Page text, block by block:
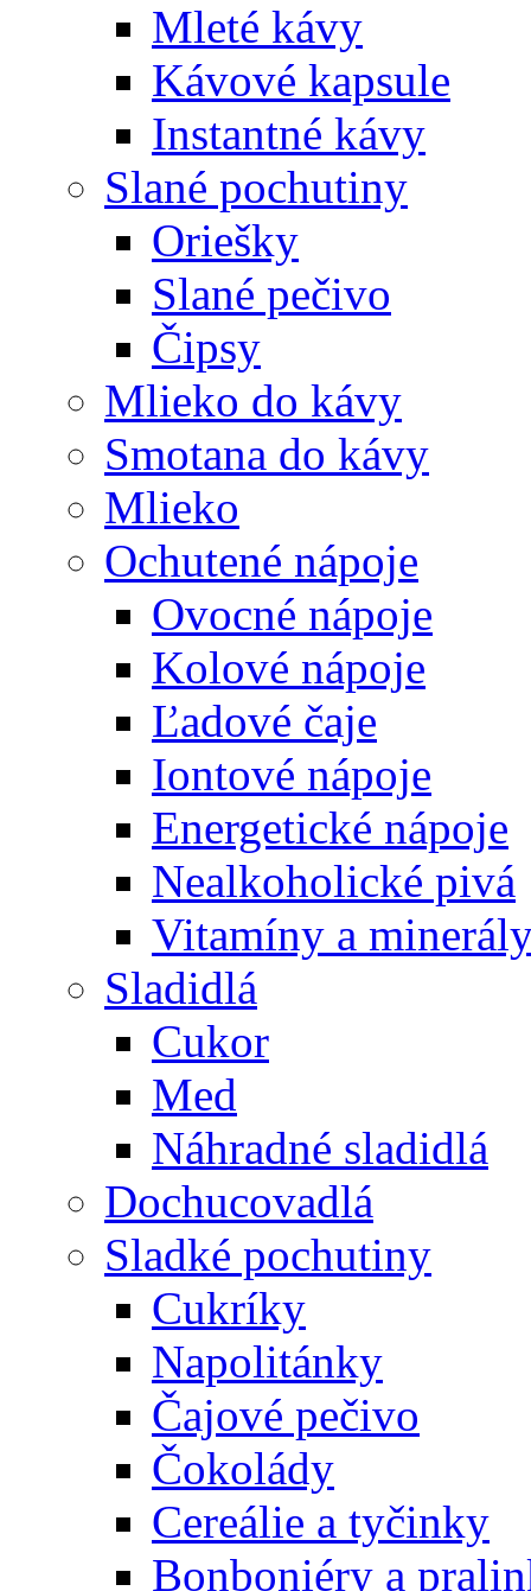
Mleté kávy
Kávové kapsule
Instantné kávy
Slané pochutiny
Oriešky
Slané pečivo
Čipsy
Mlieko do kávy
Smotana do kávy
Mlieko
Ochutené nápoje
Ovocné nápoje
Kolové nápoje
Ľadové čaje
Iontové nápoje
Energetické nápoje
Nealkoholické pivá
Vitamíny a
Sladidlá
Cukor
Med
Náhradné sladidlá
Dochucovadlá
Sladké pochutiny
Cukríky
Napolitánky
Čajové pečivo
Čokolády
Cereálie a tyčinky
Bonboniéry a